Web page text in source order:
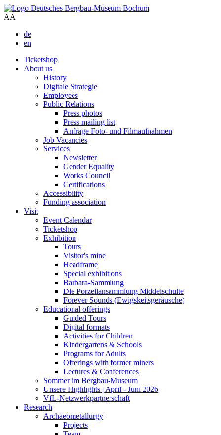
AA
de
en
Ticketshop
About us
History
Digitale Strategie
Employees
Public Relations
Press photos
Press mailing list
Anfrage Foto- und Filmaufnahmen
Job Vacancies
Services
Newsletter
Gender Equality
Works Council
Certifications
Accessibility
Funding association
Visit
Event Calendar
Ticketshop
Exhibition
Tours
Visitor's mine
Headframe
Special exhibitions
Barbara-Sammlung
Die Porzellansammlung Middelschulte
Forever Sounds (Ewigskeitsgeräusche)
Educational offerings
Guided Tours
Digital formats
Activities for Children
Kindergartens & Schools
Programs for Adults
Offerings with former miners
Lectures & Conferences
Sommer im Bergbau-Museum
Unsere Highlights | April - Juni 2026
VfL-Netzwerkpartnerschaft
Research
Archaeometallurgy
Projects